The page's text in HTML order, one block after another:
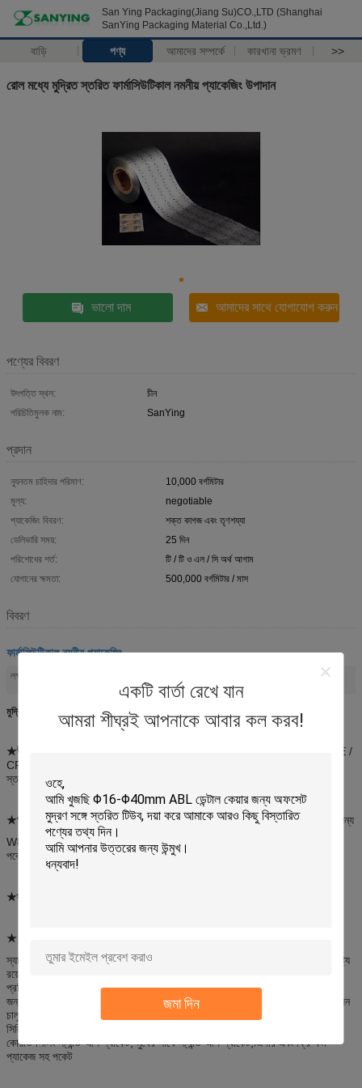
San Ying Packaging(Jiang Su)CO.,LTD (Shanghai
SanYing Packaging Material Co.,Ltd.)
বাড়ি পণ্য আমাদের সম্পর্কে কারখানা ভ্রমণ >>
একটি বার্তা রেখে যান
আমরা শীঘ্রই আপনাকে আবার কল করব!
জমা দিন
রোল মধ্যে মুদ্রিত স্তরিত ফার্মাসিউটিকাল নমনীয় প্যাকেজিং উপাদান
ভালো দাম আমাদের সাথে যোগাযোগ করুন
পণ্যের বিবরণ
উৎপত্তি স্থল:
চীন
পরিচিতিমুলক নাম:
SanYing
প্রদান
ন্যূনতম চাহিদার পরিমাণ:
10,000 বর্গমিটার
মূল্য:
negotiable
প্যাকেজিং বিবরণ:
শক্ত কাগজ এবং তৃণশয্যা
ডেলিভারি সময়:
25 দিন
পরিশোধের শর্ত:
টি / টি ও এল / সি অর্থ আগাম
যোগানের ক্ষমতা:
500,000 বর্গমিটার / মাস
বিবরণ
ফার্মাসিউটিকাল নমনীয় প্যাকেজিং
লক্ষণীয় করা:
মুদ্রিত ল্যামিনেটেড ফার্মাসিউটিক্যাল নমনীয় প্যাকেজিং উপাদান রোল
★উপাদানঃ
PET // AL // ONY // PE, OPP // AL // CPP, PET / PE / AL / PE /
CPP, PET // PE ফিল্ম / PE / PE ফিল্ম ইত্যাদি বিভিন্ন প্রয়োজনীয়তার জন্য বিভিন্ন
স্তরিত উপাদান কাঠামো সরবরাহ করা হয়।
★আকারঃ
W5mm*L5mm ~ W500mm*L600mm দুই বা তিনটি সিল প্যাকেজের জন্য
W80mm*L100mm*B25mm~W220mm*L340mm*B60mm স্ট্যান্ড আপ
পকেটের জন্য
★ব্যবহারঃ
★ বৈশিষ্ট্যঃ
স্যানিং প্যাকেজিং দ্বারা উত্পাদিত ল্যামিনেটেড ফিল্ম এবং প্যাকেজগুলির মধ্যে সূক্ষ্ম মুদ্রণের বৈশিষ্ট্য
রয়েছে, গ্যাস, আলো, জলীয় বাষ্প এবং গন্ধের ভাল বাধা, চমৎকার তেল প্রতিরোধের,দূষণ
প্রতিরোধের এবং তাপীয় সিলিং কর্মক্ষমতাতারা দ্রুত এবং স্বয়ংক্রিয় ভরাট প্যাকেজিং মেশিনের
জন্য উপযুক্ত। উপরন্তু, Sanying প্যাকেজিং জাপানি নিশিবে প্যাকেজিং মেশিনের কয়েক ডজন
চালু করেছে,যা বিভিন্ন ধরনের ব্যাগ তৈরি করতে পারে, যেমন উভয় পক্ষের সিলিং, তিন পক্ষের
সিলিং, বালিশ টাইপ প্যাকেট, পাশের গ্যাসেট প্যাকেট, গোলাকার নীচের স্ট্যান্ড আপ প্যাকেট,
কোয়াড সিলিং স্ট্যান্ড আপ প্যাকেট, মুখের সাথে স্ট্যান্ড আপ প্যাকেট,জিপার এবং ফ্রি-ফর্ম
প্যাকেজ সহ পকেট